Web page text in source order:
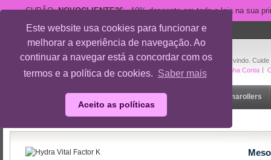
Este website usa cookies para funcionar e
melhorar a experiência de navegação. Ao
continuar a navegar está a concordar com os
termos e a política de cookies. Saber mais
Aceito as políticas
CUPÃO:NOVOCLIENTE26- 10% desconto em toda a loja na sua
Bem-vindo.
A Minha Conta
suporte@cuidedesi.pt
+351 918 595 801
Rosto Dermarollers
Mesoestetic Hydra Vital Factor K /Análises ao Produto